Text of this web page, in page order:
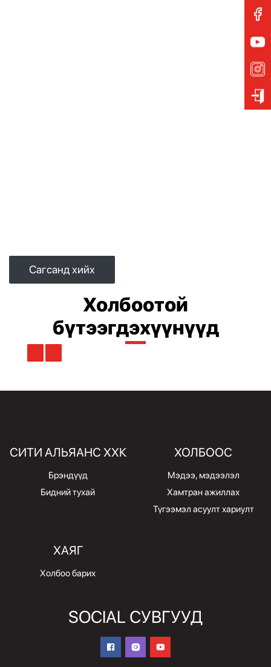
Сагсанд хийх
Холбоотой
бүтээгдэхүүнүүд
СИТИ АЛЬЯАНС ХХК
Брэндүүд
Бидний тухай
ХОЛБООС
Мэдээ, мэдээлэл
Хамтран ажиллах
Түгээмэл асуулт хариулт
ХАЯГ
Холбоо барих
SOCIAL СУВГУУД